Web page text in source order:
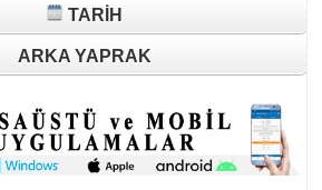
TARIH
ARKA YAPRAK